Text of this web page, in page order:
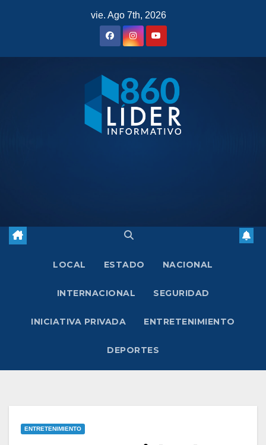
vie. Ago 7th, 2026
LOCAL ESTADO NACIONAL
INTERNACIONAL SEGURIDAD
INICIATIVA PRIVADA ENTRETENIMIENTO
DEPORTES
ENTRETENIMIENTO